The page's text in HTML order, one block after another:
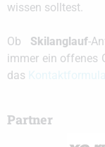
wissen solltest.
Ob Skilanglauf-
immer ein offenes
das
Partner